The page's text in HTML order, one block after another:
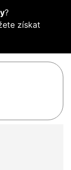
?
získat